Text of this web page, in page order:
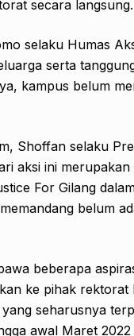
secara langsung.
selaku Humas
serta
kampus belum
Shoffan selaku
aksi ini
For Gilang
belum
beberapa
ke pihak
seharusnya
awal Maret 2022